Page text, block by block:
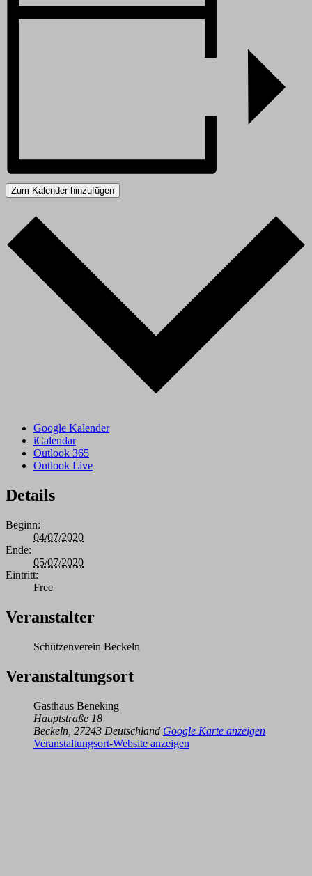
Zum Kalender hinzufügen
Google Kalender
iCalendar
Outlook 365
Outlook Live
Details
Beginn:
04/07/2020
Ende:
05/07/2020
Eintritt:
Free
Veranstalter
Schützenverein Beckeln
Veranstaltungsort
Gasthaus Beneking
Hauptstraße 18
Beckeln 27243 Deutschland Google Karte anzeigen
Veranstaltungsort-Website anzeigen